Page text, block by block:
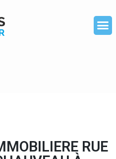
RUE